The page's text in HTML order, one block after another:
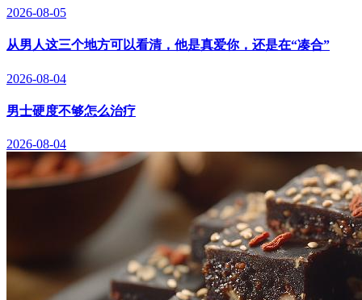
2026-08-05
从男人这三个地方可以看清，他是真爱你，还是在“凑合”
2026-08-04
男士硬度不够怎么治疗
2026-08-04